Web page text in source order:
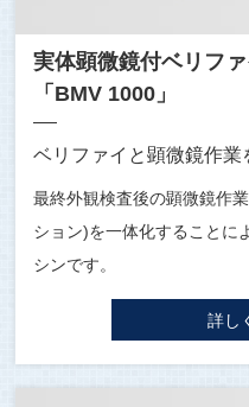
実体顕微鏡付ベリフ
「BMV 1000」
ベリファイと顕微鏡作業
最終外観検査後の顕微鏡作
ション)を一体化することに
シンです。
詳し